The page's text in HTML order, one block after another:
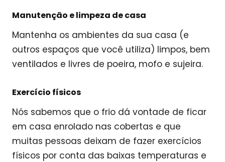
Manutenção e limpeza de casa
Mantenha os ambientes da sua casa (e
outros espaços que você utiliza) limpos, bem
ventilados e livres de poeira, mofo e sujeira.
Exercício físicos
Nós sabemos que o frio dá vontade de ficar
em casa enrolado nas cobertas e que
muitas pessoas deixam de fazer exercícios
físicos por conta das baixas temperaturas e